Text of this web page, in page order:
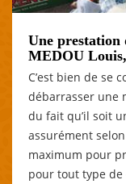
Une prestation
MEDOU
C’est bien de se
débarrasser une
du fait qu’il soit
assurément
maximum pour
pour tout type de